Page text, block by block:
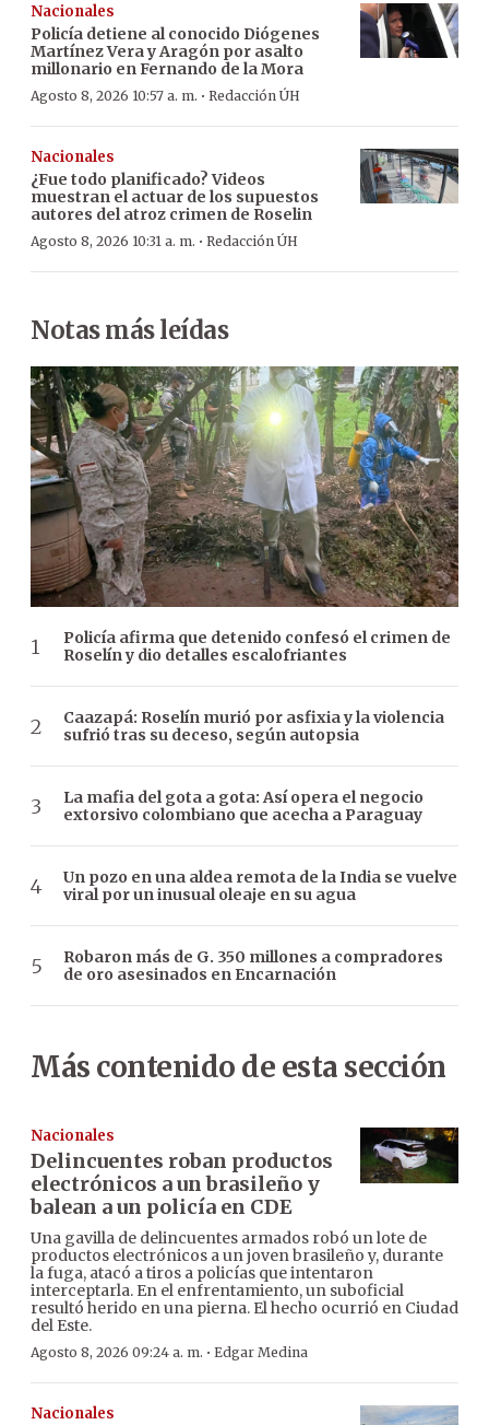
Nacionales
Policía detiene al conocido Diógenes
Martínez Vera y Aragón por asalto
millonario en Fernando de la Mora
Agosto 8, 2026 10:57 a. m. · Redacción ÚH
Nacionales
¿Fue todo planificado? Videos
muestran el actuar de los supuestos
autores del atroz crimen de Roselin
Agosto 8, 2026 10:31 a. m. · Redacción ÚH
Notas más leídas
Policía afirma que detenido confesó el crimen de
Roselín y dio detalles escalofriantes
Caazapá: Roselín murió por asfixia y la violencia
sufrió tras su deceso, según autopsia
La mafia del gota a gota: Así opera el negocio
extorsivo colombiano que acecha a Paraguay
Un pozo en una aldea remota de la India se vuelve
viral por un inusual oleaje en su agua
Robaron más de G. 350 millones a compradores
de oro asesinados en Encarnación
Más contenido de esta sección
Nacionales
Delincuentes roban productos
electrónicos a un brasileño y
balean a un policía en CDE
Una gavilla de delincuentes armados robó un lote de
productos electrónicos a un joven brasileño y, durante
la fuga, atacó a tiros a policías que intentaron
interceptarla. En el enfrentamiento, un suboficial
resultó herido en una pierna. El hecho ocurrió en Ciudad
del Este.
Agosto 8, 2026 09:24 a. m. · Edgar Medina
Nacionales